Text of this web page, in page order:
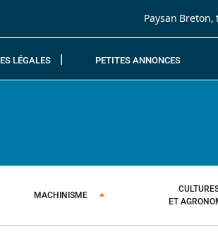
Paysan Breton,
LÉGALES PETITES ANNONCES
MACHINISME
ET